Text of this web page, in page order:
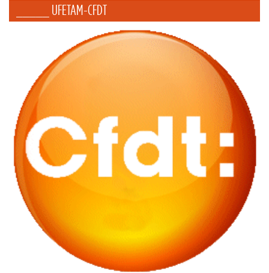
_____ UFETAM-CFDT